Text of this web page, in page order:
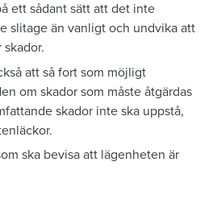
ett sådant sätt att det inte
slitage än vanligt och undvika att
att så fort som möjligt
om skador som måste åtgärdas
skador inte ska uppstå,
ska bevisa att lägenheten är